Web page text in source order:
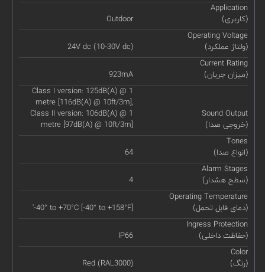
Application
(کاربری)
Outdoor
Operating Voltage
(ولتاژ عملکرد)
24V dc (10-30V dc)
Current Rating
(میزان جریان)
923mA
Sound Output
(خروجی صدا)
Class I version: 125dB(A) @ 1
metre [116dB(A) @ 10ft/3m],
Class II version: 106dB(A) @ 1
metre [97dB(A) @ 10ft/3m]
Tones
(انواع صدا)
64
Alarm Stages
(سطح هشدار)
4
Operating Temperature
(دمای قابل تحمل)
'-40° to +70°C [-40° to +158°F]
Ingress Protection
(حفاظت داخلی)
IP66
Color
(رنگ)
Red (RAL3000)